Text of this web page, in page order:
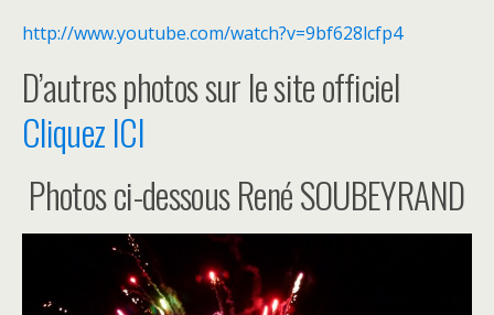
http://www.youtube.com/watch?v=9bf628lcfp4
D’autres photos sur le site officiel
Cliquez ICI
Photos ci-dessous René SOUBEYRAND